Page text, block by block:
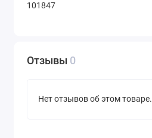
101847
Отзывы 0
Нет отзывов об этом товаре.